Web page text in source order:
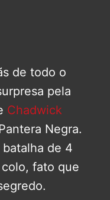
de todo o
pela
Chadwick
Negra.
de 4
fato que